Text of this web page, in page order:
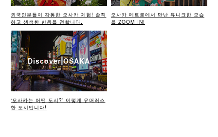
외국인분들이 감동한 오사카 체험! 솔직
하고 생생한 반응을 전합니다.
오사카 메트로에서 만난 유니크한 모습
을 ZOOM IN!
Discover OSAKA
‘오사카는 어떤 도시?’ 이렇게 유머러스
한 도시입니다!